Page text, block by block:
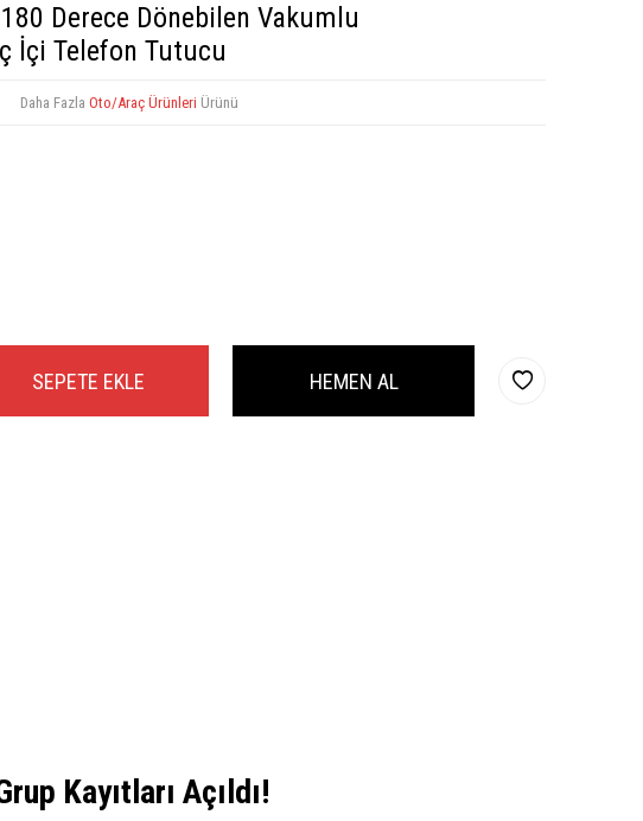
Derece Dönebilen Vakumlu
İçi Telefon Tutucu
Daha Fazla Oto/Araç Ürünleri Ürünü
SEPETE EKLE HEMEN AL
Kayıtları Açıldı!